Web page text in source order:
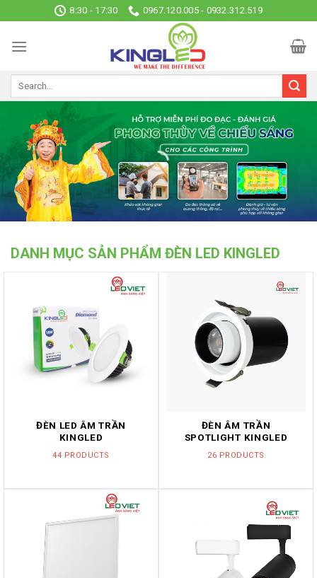
to
content
8:30 - 17:30 0967.120.005 - 0932.312.519
DANH MỤC SẢN PHẨM ĐÈN LED KINGLED
ĐÈN LED ÂM TRẦN
KINGLED
44 PRODUCTS
ĐÈN ÂM TRẦN
SPOTLIGHT KINGLED
26 PRODUCTS